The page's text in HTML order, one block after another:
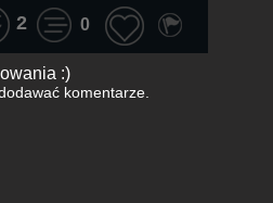
2 0
:)
komentarze.